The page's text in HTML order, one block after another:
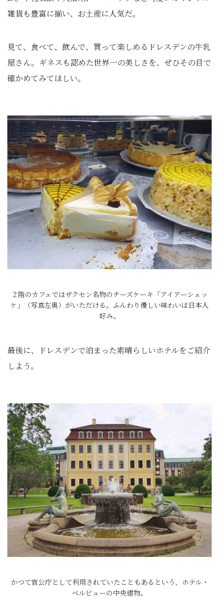
雑貨も豊富に揃い、お土産に人気だ。
見て、食べて、飲んで、買って楽しめるドレスデンの牛乳
屋さん。ギネスも認めた世界一の美しさを、ぜひその目で
確かめてみてほしい。
２階のカフェではザクセン名物のチーズケーキ「アイアーシェッ
ケ」（写真左奥）がいただける。ふんわり優しい味わいは日本人
好み。
最後に、ドレスデンで泊まった素晴らしいホテルをご紹介
しよう。
かつて官公庁として利用されていたこともあるという、ホテル・
ベルビューの中央建物。